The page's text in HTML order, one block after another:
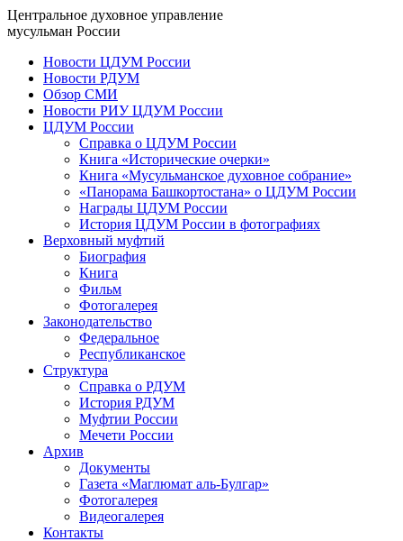
Центральное духовное управление
мусульман России
Новости ЦДУМ России
Новости РДУМ
Обзор СМИ
Новости РИУ ЦДУМ России
ЦДУМ России
Справка о ЦДУМ России
Книга «Исторические очерки»
Книга «Мусульманское духовное собрание»
«Панорама Башкортостана» о ЦДУМ России
Награды ЦДУМ России
История ЦДУМ России в фотографиях
Верховный муфтий
Биография
Книга
Фильм
Фотогалерея
Законодательство
Федеральное
Республиканское
Структура
Справка о РДУМ
История РДУМ
Муфтии России
Мечети России
Архив
Документы
Газета «Маглюмат аль-Булгар»
Фотогалерея
Видеогалерея
Контакты